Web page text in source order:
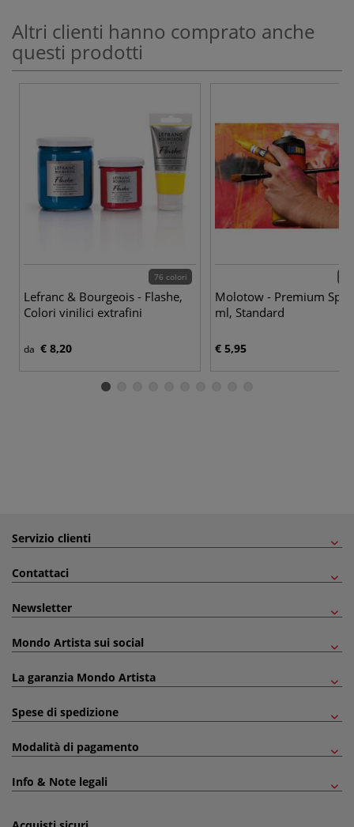
Altri clienti hanno comprato anche
questi prodotti
76 colori
Lefranc & Bourgeois - Flashe,
Colori vinilici extrafini
da € 8,20
Molotow - Premium
ml, Standard
€ 5,95
Servizio clienti
Contattaci
Newsletter
Mondo Artista sui social
La garanzia Mondo Artista
Spese di spedizione
Modalità di pagamento
Info & Note legali